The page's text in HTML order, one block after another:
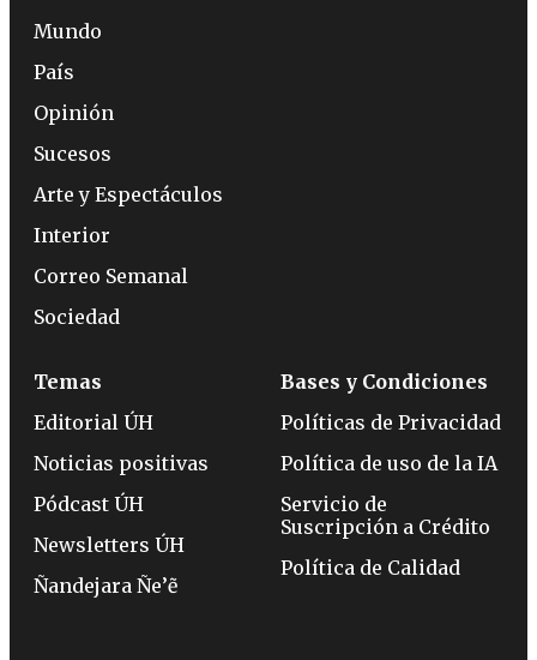
Mundo
País
Opinión
Sucesos
Arte y Espectáculos
Interior
Correo Semanal
Sociedad
Temas
Editorial ÚH
Noticias positivas
Pódcast ÚH
Newsletters ÚH
Ñandejara Ñe’ẽ
Bases y Condiciones
Políticas de Privacidad
Política de uso de la IA
Servicio de
Suscripción a Crédito
Política de Calidad